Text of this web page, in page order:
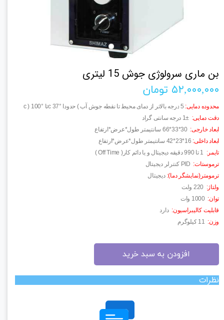
بن ماری سرولوژی جوش 15 لیتری
۵۲,۰۰۰,۰۰۰ تومان
محدوده دمایی:
5 درجه بالاتر از دمای محیط تا نقطه جوش آب( حدودا °37 cتا °100
c )
دقت دمایی:
1±درجه سانتی گراد
ابعاد خارجی:
66*33*30 سانتیمتر طول*عرض*ارتفاع
ابعاد داخلی:
42*23*16 سانتیمتر طول*عرض*ارتفاع
تایمر :
1تا 990 دقیقه دیجیتال و یا دائم کار
( Off Time )
ترموستات:
PIDکنترلر دیجیتال
ترمومتر(نمایشگر دما): دیجیتال
ولتاژ :
220 ولت
توان:
1000 وات
قابلیت کالیبراسیون: دارد
وزن:
11 کیلوگرم
افزودن به سبد خرید
نظرات